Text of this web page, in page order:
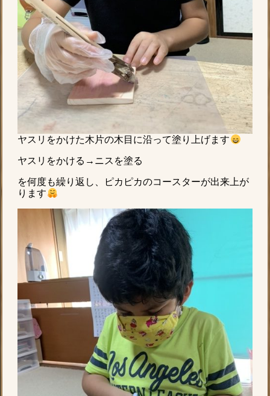
ヤスリをかけた木片の木目に沿って塗り上げます
ヤスリをかける→ニスを塗る
を何度も繰り返し、ピカピカのコースターが出来上が
ります